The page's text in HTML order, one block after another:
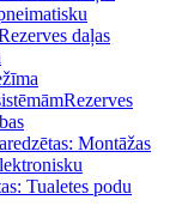
daļas
Rezerves
Montāžas
Tualetes podu